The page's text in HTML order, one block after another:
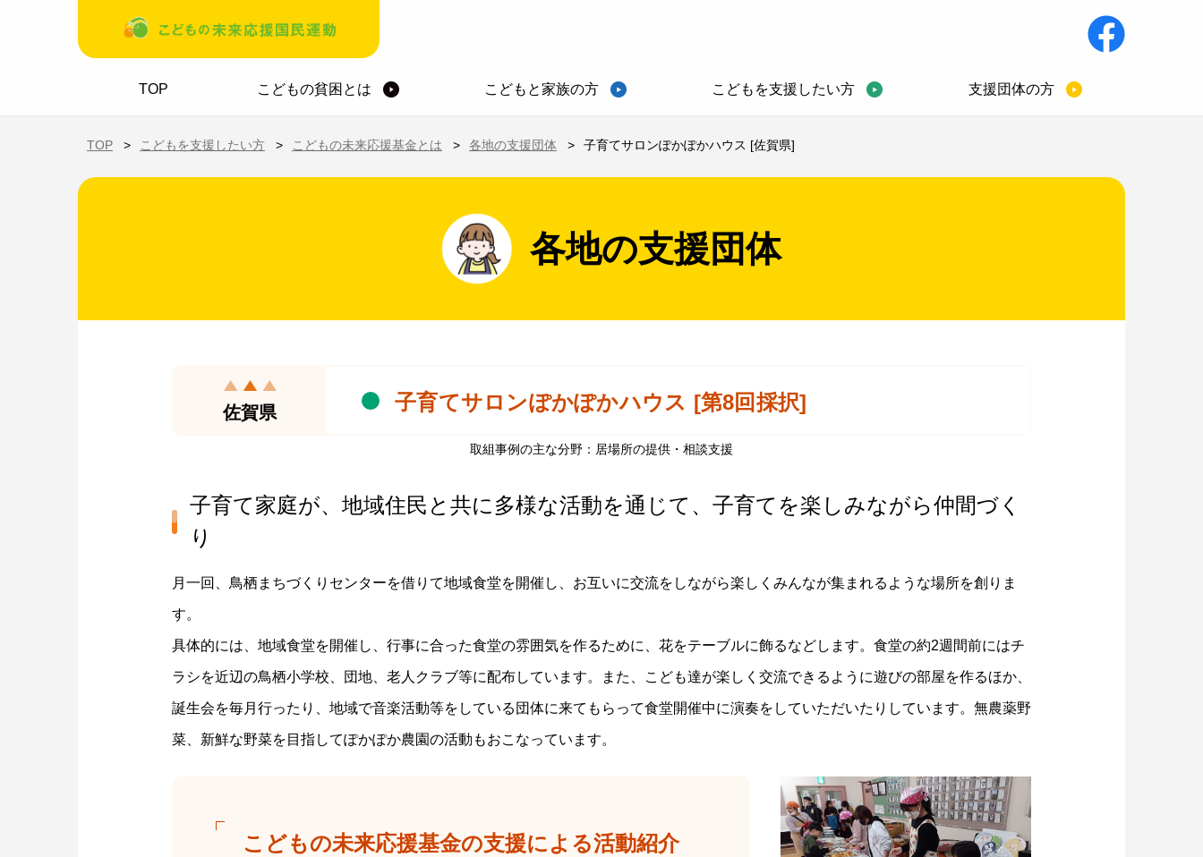
ホーム
TOP
こどもの貧困とは こどもと家族の方 こどもを支援したい方 支援団体の方
TOP こどもを支援したい方 こどもの未来応援基金とは 各地の支援団体 子育てサロンぽかぽかハウス [佐賀県]
各地の支援団体
佐賀県 子育てサロンぽかぽかハウス [第8回採択]
取組事例の主な分野：居場所の提供・相談支援
子育て家庭が、地域住民と共に多様な活動を通じて、子育てを楽しみながら仲間づく
り
月一回、鳥栖まちづくりセンターを借りて地域食堂を開催し、お互いに交流をしながら楽しくみんなが集まれるような場所を創りま
す。
具体的には、地域食堂を開催し、行事に合った食堂の雰囲気を作るために、花をテーブルに飾るなどします。食堂の約2週間前にはチ
ラシを近辺の鳥栖小学校、団地、老人クラブ等に配布しています。また、こども達が楽しく交流できるように遊びの部屋を作るほか、
誕生会を毎月行ったり、地域で音楽活動等をしている団体に来てもらって食堂開催中に演奏をしていただいたりしています。無農薬野
菜、新鮮な野菜を目指してぽかぽか農園の活動もおこなっています。
こどもの未来応援基金の支援による活動紹介